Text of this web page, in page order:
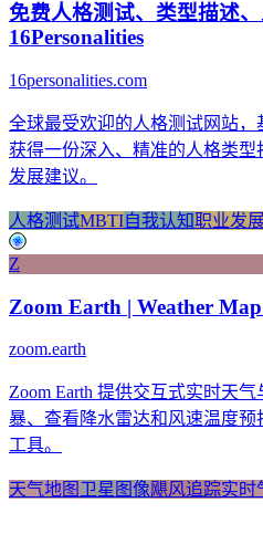
免费人格测试、类型描述
16Personalities
16personalities.com
全球最受欢迎的人格测试网站
获得一份深入、精准的人格类
发展建议。
人格测试MBTI自我认知职业发
Z
Zoom Earth | Weather
zoom.earth
Zoom Earth 提供交互式实时天
暴、查看降水雷达和风速温度
工具。
天气地图 卫星图像飓风追踪实时